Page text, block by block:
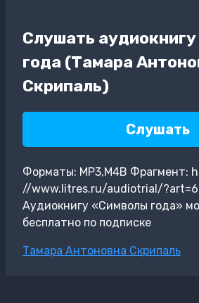
Слушать
года (Тамара
Скрипаль)
Слушать
Форматы: MP3,M4B Фрагмент:
//www.litres.ru/audiotrial/
Аудиокнигу «Символы года»
бесплатно по подписке
Метки
Тамара Антоновна Скрипаль